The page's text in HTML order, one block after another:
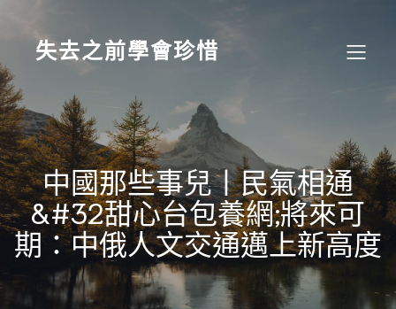
content
失去之前學會珍惜
中國那些事兒丨民氣相通
&#32甜心台包養網;將來可
期：中俄人文交通邁上新高度